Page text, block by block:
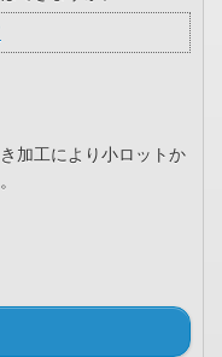
加工により小ロットか